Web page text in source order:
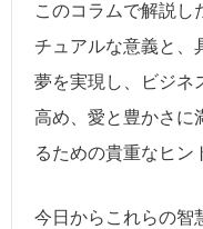
このコラムで解説し
チュアルな意義と、
夢を実現し、ビジネ
高め、愛と豊かさに
るための貴重なヒン
今日からこれらの智